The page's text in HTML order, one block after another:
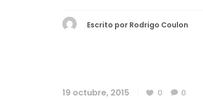
Escrito por Rodrigo Coulon
19 octubre, 2015 0
0